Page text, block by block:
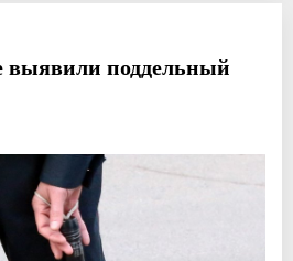
выявили поддельный